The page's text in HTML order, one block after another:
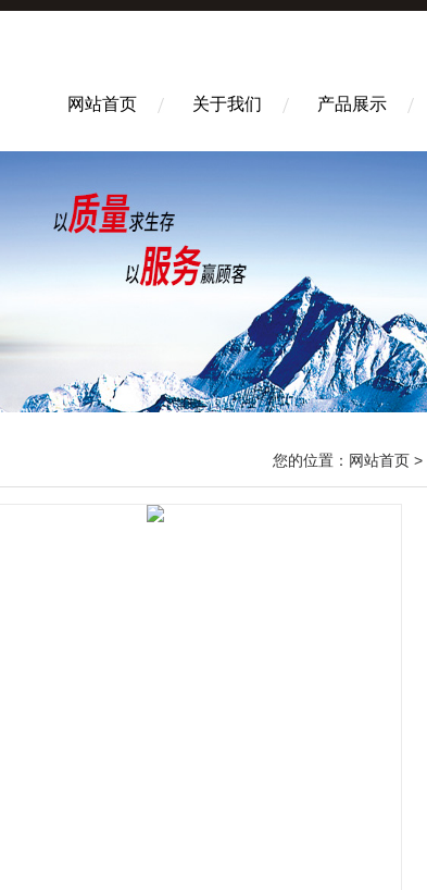
网站首页 关于我们 产品展示
您的位置： 网站首页 >